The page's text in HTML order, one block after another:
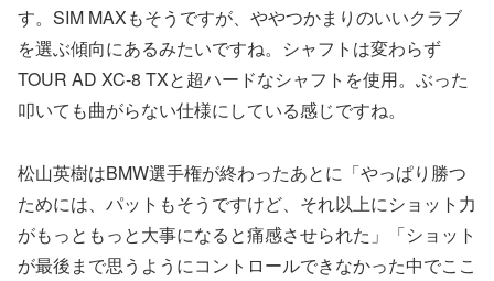
す。SIM MAXもそうですが、ややつかまりのいいクラブ
を選ぶ傾向にあるみたいですね。シャフトは変わらず
TOUR AD XC-8 TXと超ハードなシャフトを使用。ぶった
叩いても曲がらない仕様にしている感じですね。
松山英樹はBMW選手権が終わったあとに「やっぱり勝つ
ためには、パットもそうですけど、それ以上にショット力
がもっともっと大事になると痛感させられた」「ショット
が最後まで思うようにコントロールできなかった中でここ